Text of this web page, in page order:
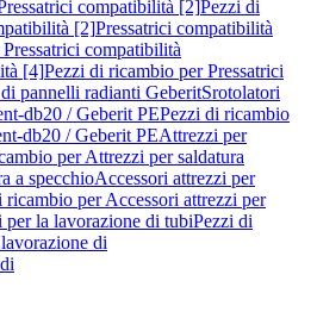
compatibilità [2]Pezzi di
[2]Pressatrici compatibilità
compatibilità
[4]Pezzi di ricambio per Pressatrici
pannelli radianti GeberitSrotolatori
db20 / Geberit PEPezzi di ricambio
db20 / Geberit PEAttrezzi per
per Attrezzi per saldatura
a specchioAccessori attrezzi per
ricambio per Accessori attrezzi per
per la lavorazione di tubiPezzi di
di